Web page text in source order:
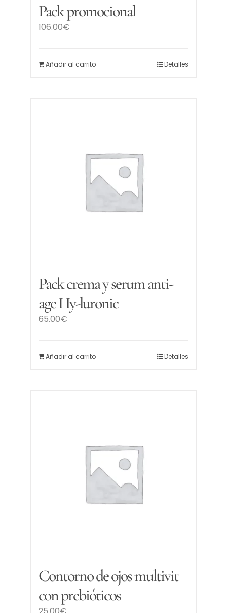
Tienda
Pack promocional
106.00€
Añadir al carrito Detalles
Pack crema y serum anti-
age Hy-luronic
65.00€
Añadir al carrito Detalles
Contorno de ojos multivit
con prebióticos